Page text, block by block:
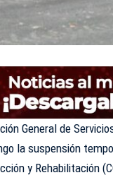
General de
la suspensión
y Rehabilitación